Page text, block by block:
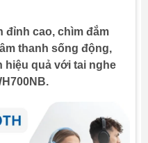
đỉnh cao, chìm đắm
thanh sống động,
hiệu quả với tai nghe